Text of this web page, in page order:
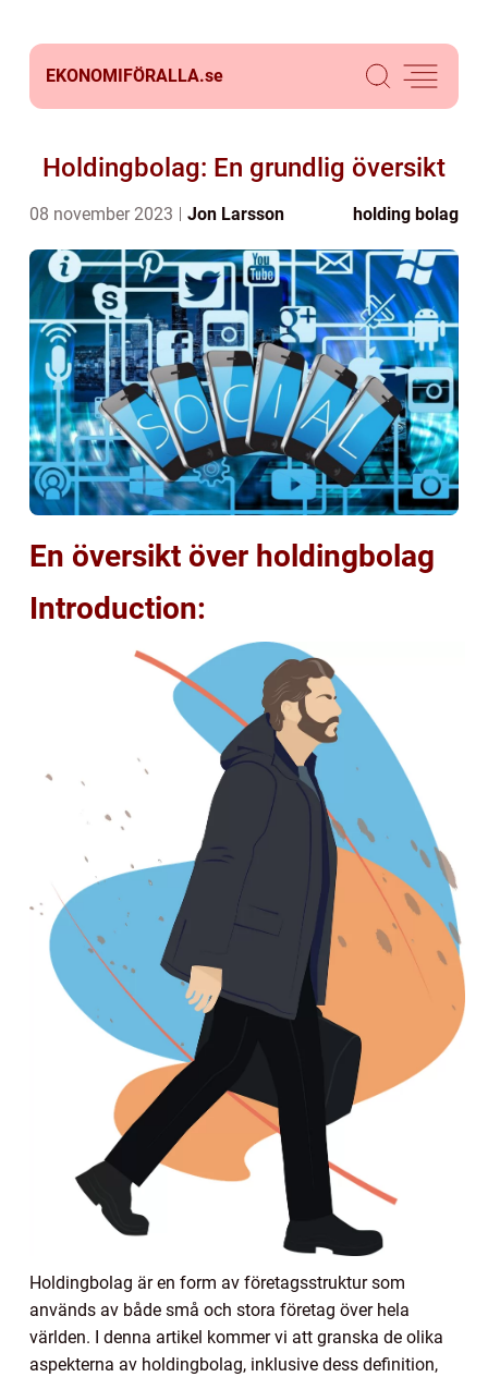
EKONOMIFÖRALLA.se
Holdingbolag: En grundlig översikt
08 november 2023 Jon Larsson holding bolag
En översikt över holdingbolag
Introduction:
Holdingbolag är en form av företagsstruktur som
används av både små och stora företag över hela
världen. I denna artikel kommer vi att granska de olika
aspekterna av holdingbolag, inklusive dess definition,